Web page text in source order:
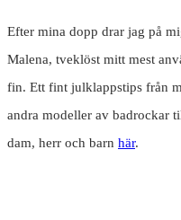
Efter mina dopp drar jag på
Malena, tveklöst mitt mest
fin. Ett fint julklappstips från
andra modeller av badrockar
dam, herr och barn här.